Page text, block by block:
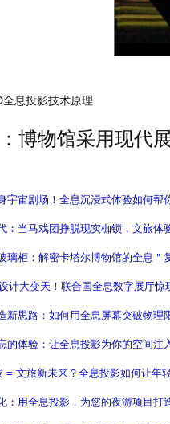
全息投影技术原理
博物馆采用现代
宇宙剧场！全息沉浸式体验如何帮
：当马戏团挣脱现实枷锁，文旅体
璃柜：解密卡塔尔博物馆的全息＂
计大变天！联合国全息数字展厅惊
新思路：如何用全息屏幕突破物理
的体验：让全息投影为你的空间注
= 文旅新未来？全息投影如何让年轻
：用全息投影，为您的夜游项目打